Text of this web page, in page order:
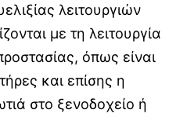
λειτουργιών
με τη λειτουργία
όπως είναι
και επίσης η
στο ξενοδοχείο ή